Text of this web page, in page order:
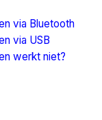
via Bluetooth
via USB
werkt niet?